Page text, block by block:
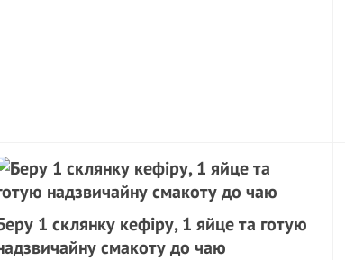
1 склянку кефіру, 1 яйце та готую
смакоту до чаю